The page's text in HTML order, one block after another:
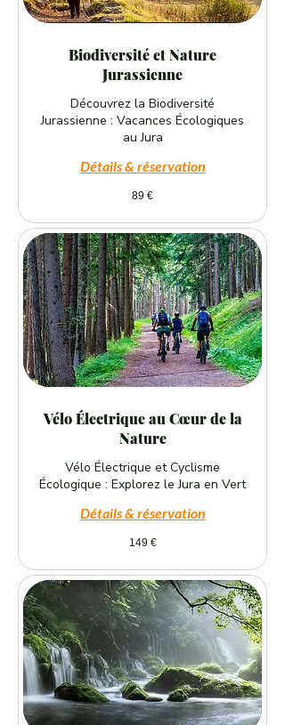
Biodiversité et Nature
Jurassienne
Découvrez la Biodiversité
Jurassienne : Vacances Écologiques
au Jura
Détails & réservation
89 €
Vélo Électrique au Cœur de la
Nature
Vélo Électrique et Cyclisme
Écologique : Explorez le Jura en Vert
Détails & réservation
149 €